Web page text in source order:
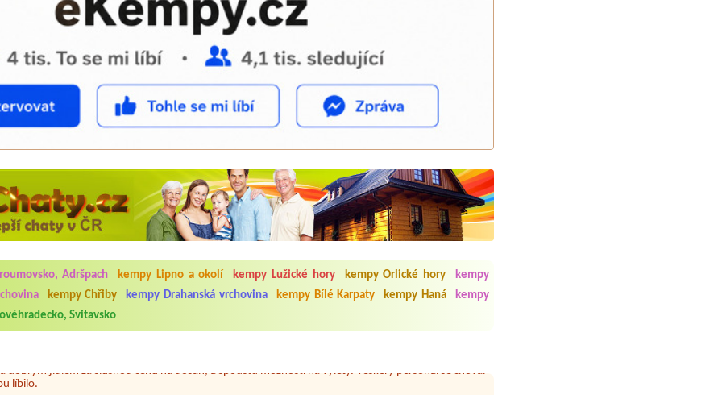
Adršpach kempy Lipno a okolí kempy Lužické hory kempy Orlické hory
kempy
kempy Chřiby kempy Drahanská vrchovina kempy Bílé Karpaty kempy Haná
kempy
Svitavsko
do 1.8. 2026. Kemp jako takový je pěkný. V umývárně i na WC bylo vždy čisto, doplněný papír i
není samozřejmost. V kempu je obchod a restaurace, kebab a další občerstvení. Co nás ale
hluk z repráků u stanů a absolutní bezohlednost ostatních ubytovaných. Přes den jsem si připadala
hrála jiná hudba.Kemp pěkný, ale takový rámus jsme ještě nezažili...
dobrým jídlem za slušnou cenu na dosah, a spoustu možností na výlety. Veškerý personál se choval